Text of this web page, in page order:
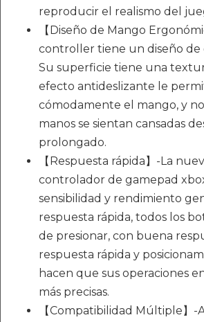
reproducir el realismo del
【Diseño de Mango
controller tiene un diseño de
Su superficie tiene una
efecto antideslizante le
cómodamente el mango, y
manos se sientan cansadas
prolongado.
【Respuesta rápida】-La
controlador de gamepad
sensibilidad y rendimiento
respuesta rápida, todos los
de presionar, con buena
respuesta rápida y
hacen que sus operaciones
más precisas.
【Compatibilidad Múltiple】-